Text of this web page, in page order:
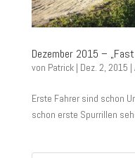
Dezember 2015 –
von Patrick| Dez. 2, 2015 |
Erste Fahrer sind schon
schon erste Spurrillen